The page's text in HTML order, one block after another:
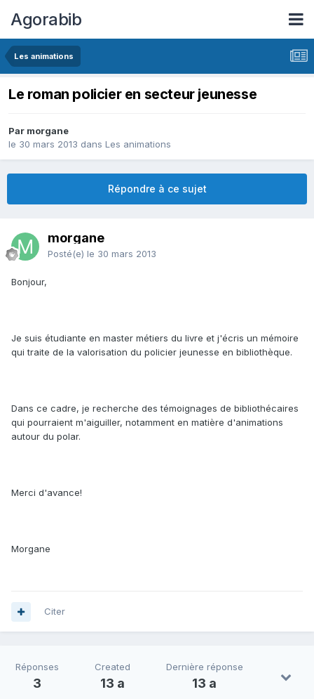
Agorabib
Les animations
Le roman policier en secteur jeunesse
Par morgane
le 30 mars 2013 dans Les animations
Répondre à ce sujet
morgane
Posté(e) le 30 mars 2013
Bonjour,
Je suis étudiante en master métiers du livre et j'écris un mémoire
qui traite de la valorisation du policier jeunesse en bibliothèque.
Dans ce cadre, je recherche des témoignages de bibliothécaires
qui pourraient m'aiguiller, notamment en matière d'animations
autour du polar.
Merci d'avance!
Morgane
Citer
Réponses
3
Created
13 a
Dernière réponse
13 a